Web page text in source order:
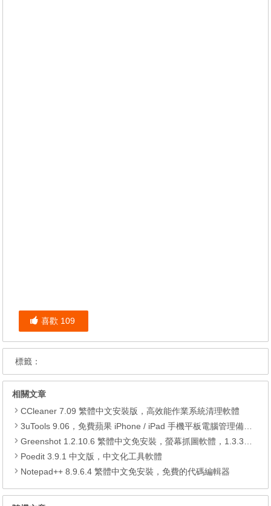
喜歡 109
標籤：
相關文章
CCleaner 7.09 繁體中文安裝版，高效能作業系統清理軟體
3uTools 9.06，免費蘋果 iPhone / iPad 手機平板電腦管理備份還原軟體
Greenshot 1.2.10.6 繁體中文免安裝，螢幕抓圖軟體，1.3.315 安裝版
Poedit 3.9.1 中文版，中文化工具軟體
Notepad++ 8.9.6.4 繁體中文免安裝，免費的代碼編輯器